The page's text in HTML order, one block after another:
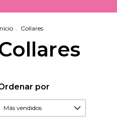
. Collares
por